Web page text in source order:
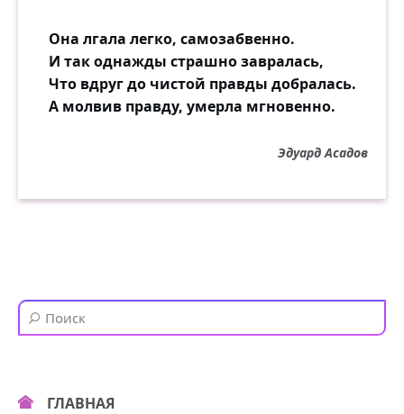
Она лгала легко, самозабвенно.
И так однажды страшно завралась,
Что вдруг до чистой правды добралась.
А молвив правду, умерла мгновенно.
Эдуард Асадов
ГЛАВНАЯ